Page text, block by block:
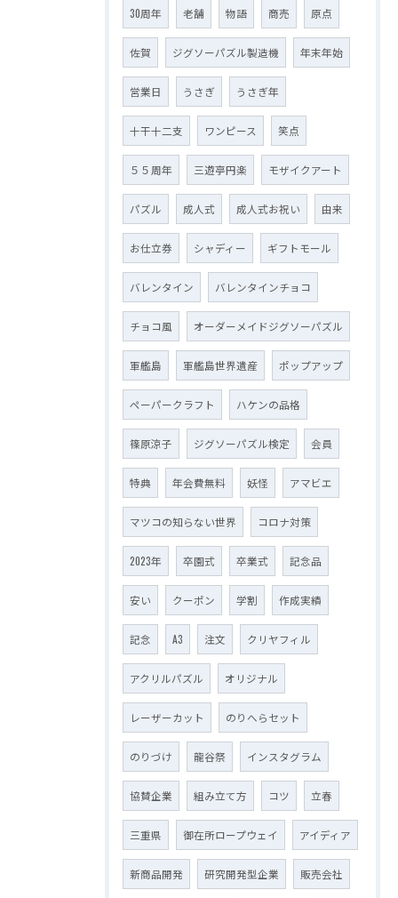
30周年 老舗 物語 商売 原点
佐賀 ジグソーパズル製造機 年末年始
営業日 うさぎ うさぎ年
十干十二支 ワンピース 笑点
５５周年 三遊亭円楽 モザイクアート
パズル 成人式 成人式お祝い 由来
お仕立券 シャディー ギフトモール
バレンタイン バレンタインチョコ
チョコ風 オーダーメイドジグソーパズル
軍艦島 軍艦島世界遺産 ポップアップ
ペーパークラフト ハケンの品格
篠原涼子 ジグソーパズル検定 会員
特典 年会費無料 妖怪 アマビエ
マツコの知らない世界 コロナ対策
2023年 卒園式 卒業式 記念品
安い クーポン 学割 作成実績
記念 A3 注文 クリヤフィル
アクリルパズル オリジナル
レーザーカット のりへらセット
のりづけ 龍谷祭 インスタグラム
協賛企業 組み立て方 コツ 立春
三重県 御在所ロープウェイ アイディア
新商品開発 研究開発型企業 販売会社